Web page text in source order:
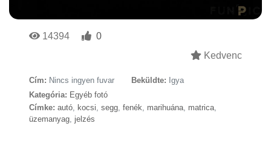
14394
0
Kedvenc
Cím: Nincs ingyen fuvar Beküldte: Igya
Kategória: Egyéb fotó
Címke: autó kocsi segg fenék marihuána matrica
üzemanyag jelzés